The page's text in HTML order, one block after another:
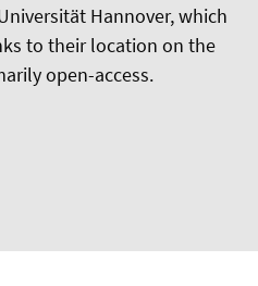
Hannover, which
to their location on the
open-access.